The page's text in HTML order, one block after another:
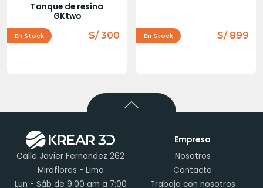
Tanque de resina
GKtwo
En Stock S/ 300 En Stock S/ 899
Calle Javier Fernandez 262
Miraflores - Lima
Lun - Sáb de 9:00 am a 7:00
Empresa
Nosotros
Contacto
Trabaja con nosotros